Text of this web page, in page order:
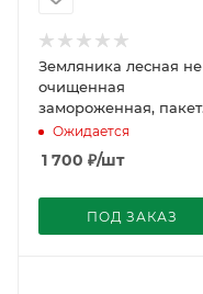
Земляника лесная не
очищенная
замороженная, пакет
1кгОжидается
1 700 ₽/шт
ПОД ЗАКАЗ